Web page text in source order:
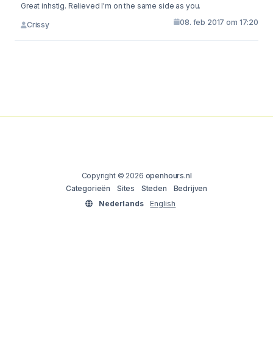
Great inhstig. Relieved I'm on the same side as you.
Crissy 08. feb 2017 om 17:20
Copyright © 2026 openhours.nl
Categorieën
Sites Steden
Bedrijven
Nederlands
English